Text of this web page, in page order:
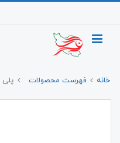
خانه فهرست محصولات پلی